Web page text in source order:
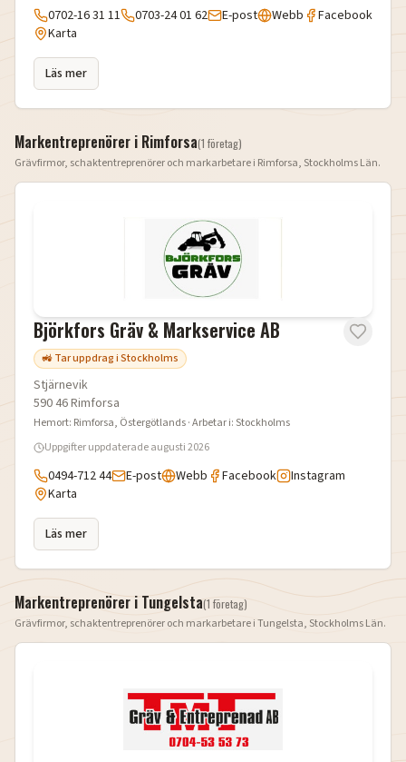
0702-16 31 11 0703-24 01 62 E-post Webb
Facebook
Karta
Läs mer
Markentreprenörer i Rimforsa(1 företag)
Grävfirmor, schaktentreprenörer och markarbetare i Rimforsa, Stockholms Län.
Björkfors Gräv & Markservice AB
🚜 Tar uppdrag i Stockholms
Stjärnevik
590 46Rimforsa
Hemort: Rimforsa, Östergötlands· Arbetar i:Stockholms
Uppgifter uppdateradeaugusti 2026
0494-712 44 E-post Webb Facebook
Instagram
Karta
Läs mer
Markentreprenörer i Tungelsta(1 företag)
Grävfirmor, schaktentreprenörer och markarbetare iTungelsta, Stockholms Län.